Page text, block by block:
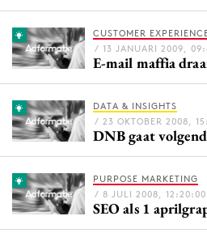
Customer Experience
Data & Insights
Design
Digital transformation
Diversiteit
Effectiviteit
Gedragsverandering
Influencer marketing
Interne communicatie
CUSTOMER
/ 13 JANUARI 2009,
E-mail maffia
DATA & INSIGHTS
/ 23 OKTOBER 2008,
DNB gaat
PURPOSE MARKETING
/ 8 JULI 2008, 12:20:00
SEO als 1